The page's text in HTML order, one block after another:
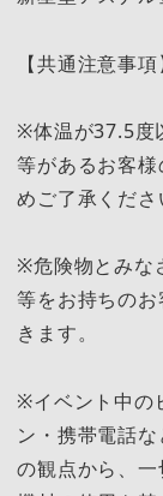
【共通注意事項
※体温が37.5度
等があるお客
めご了承くださ
※危険物とみな
等をお持ちの
きます。
※イベント中の
ン・携帯電話
の観点から、